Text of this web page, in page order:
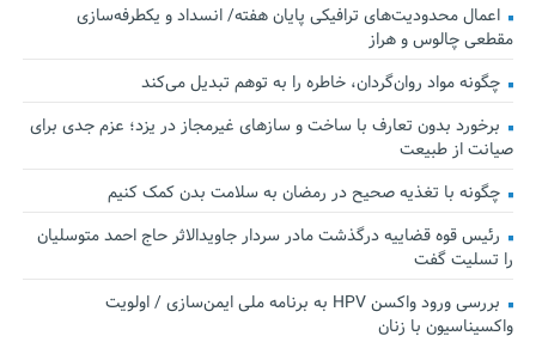
اعمال محدودیت‌های ترافیکی پایان هفته/ انسداد و یکطرفه‌سازی
مقطعی چالوس و هراز
چگونه مواد روان‌گردان، خاطره را به توهم تبدیل می‌کند
برخورد بدون تعارف با ساخت‌ و سازهای غیرمجاز در یزد؛ عزم جدی برای
صیانت از طبیعت
چگونه با تغذیه صحیح در رمضان به سلامت بدن کمک کنیم
رئیس قوه قضاییه درگذشت مادر سردار جاویدالاثر حاج احمد متوسلیان
را تسلیت گفت
بررسی ورود واکسن HPV به برنامه ملی ایمن‌سازی / اولویت
واکسیناسیون با زنان